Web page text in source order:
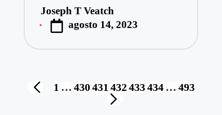
Publicado
por
Joseph T Veatch
agosto 14, 2023
Paginación
PÁGINA
1 … 430431 432433434 … 493